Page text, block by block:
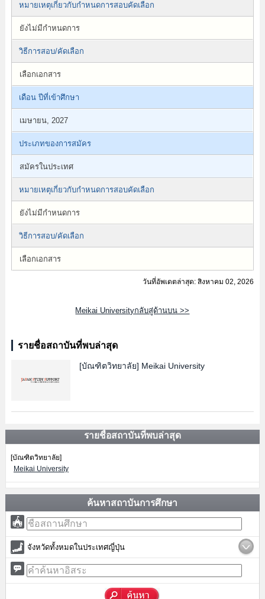
หมายเหตุเกี่ยวกับกำหนดการสอบคัดเลือก
ยังไม่มีกำหนดการ
วิธีการสอบ/คัดเลือก
เลือกเอกสาร
เดือน ปีที่เข้าศึกษา
เมษายน, 2027
ประเภทของการสมัคร
สมัครในประเทศ
หมายเหตุเกี่ยวกับกำหนดการสอบคัดเลือก
ยังไม่มีกำหนดการ
วิธีการสอบ/คัดเลือก
เลือกเอกสาร
วันที่อัพเดตล่าสุด: สิงหาคม 02, 2026
Meikai Universityกลับสู่ด้านบน >>
รายชื่อสถาบันที่พบล่าสุด
[บัณฑิตวิทยาลัย] Meikai University
รายชื่อสถาบันที่พบล่าสุด
[บัณฑิตวิทยาลัย]
Meikai University
ค้นหาสถาบันการศึกษา
จังหวัดทั้งหมดในประเทศญี่ปุ่น